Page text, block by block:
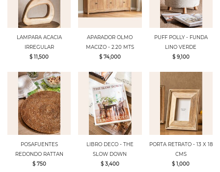
LAMPARA ACACIA
IRREGULAR
$ 11,500
APARADOR OLMO
MACIZO - 2.20 MTS
$ 74,000
PUFF POLLY - FUNDA
LINO VERDE
$ 9,100
POSAFUENTES
REDONDO RATTAN
$ 750
LIBRO DECO - THE
SLOW DOWN
$ 3,400
PORTA RETRATO - 13 X 18
CMS
$ 1,000